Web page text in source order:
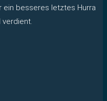
ein besseres letztes Hurra
verdient.